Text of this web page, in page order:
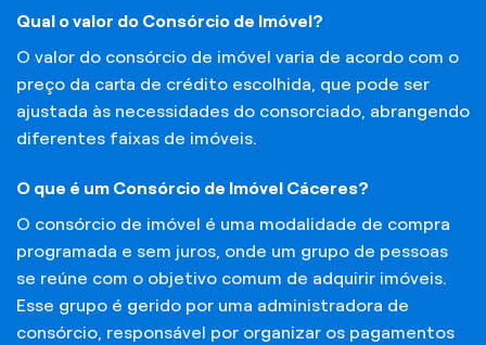
Qual o valor do Consórcio de Imóvel?
O valor do consórcio de imóvel varia de acordo com o
preço da carta de crédito escolhida, que pode ser
ajustada às necessidades do consorciado, abrangendo
diferentes faixas de imóveis.
O que é um Consórcio de Imóvel Cáceres?
O consórcio de imóvel é uma modalidade de compra
programada e sem juros, onde um grupo de pessoas
se reúne com o objetivo comum de adquirir imóveis.
Esse grupo é gerido por uma administradora de
consórcio, responsável por organizar os pagamentos